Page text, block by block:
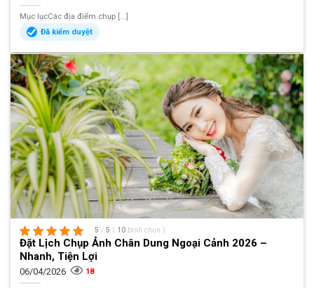
Mục lụcCác địa điểm chụp [...]
Đã kiểm duyệt
5 / 5 ( 10 bình chọn )
Đặt Lịch Chụp Ảnh Chân Dung Ngoại Cảnh 2026 –
Nhanh, Tiện Lợi
06/04/2026 18